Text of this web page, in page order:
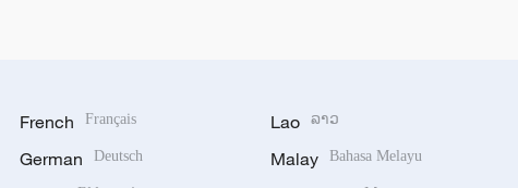
French Français
German Deutsch
Lao ລາວ
Malay Bahasa Melayu